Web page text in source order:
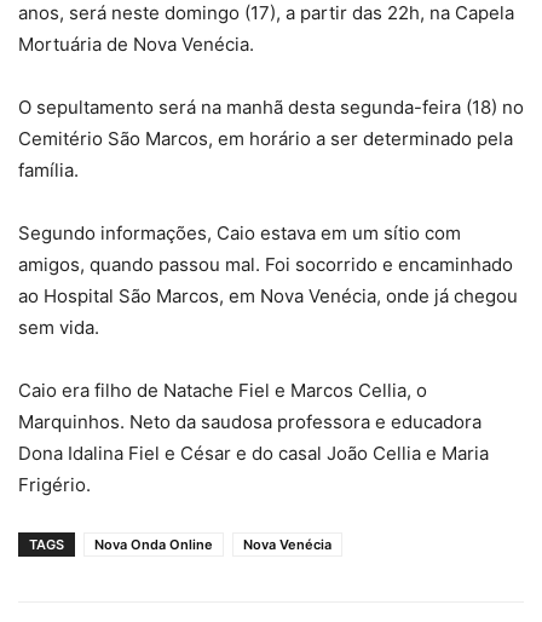
anos, será neste domingo (17), a partir das 22h, na Capela
Mortuária de Nova Venécia.
O sepultamento será na manhã desta segunda-feira (18) no
Cemitério São Marcos, em horário a ser determinado pela
família.
Segundo informações, Caio estava em um sítio com
amigos, quando passou mal. Foi socorrido e encaminhado
ao Hospital São Marcos, em Nova Venécia, onde já chegou
sem vida.
Caio era filho de Natache Fiel e Marcos Cellia, o
Marquinhos. Neto da saudosa professora e educadora
Dona Idalina Fiel e César e do casal João Cellia e Maria
Frigério.
TAGS Nova Onda Online Nova Venécia